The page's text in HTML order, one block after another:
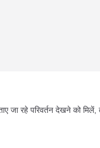
रहे परिवर्तन देखने को मिलें,